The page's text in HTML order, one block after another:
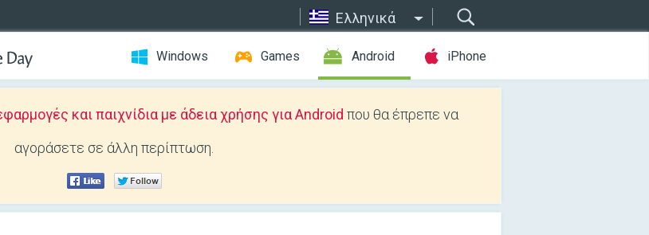
Ελληνικά
Windows Games Android iPhone
και παιχνίδια με άδεια χρήσης για Android που θα έπρεπε να
αγοράσετε σε άλλη περίπτωση.